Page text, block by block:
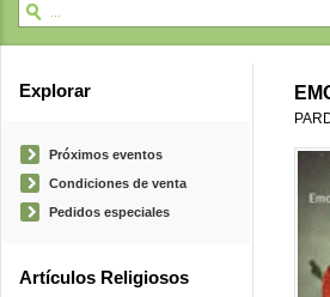
Explorar
Próximos eventos
Condiciones de venta
Pedidos especiales
Artículos Religiosos